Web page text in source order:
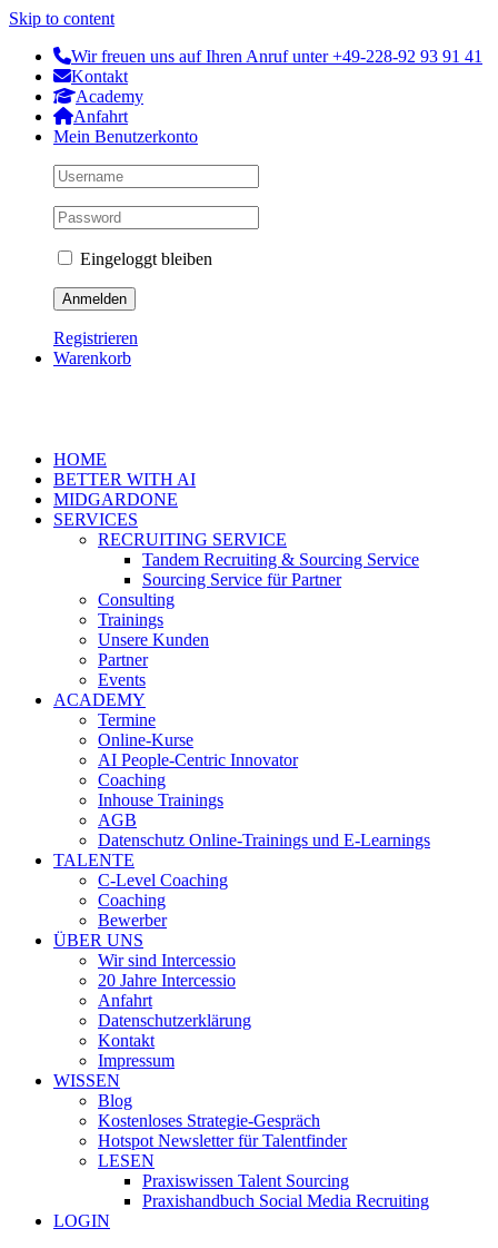
Skip to content
Wir freuen uns auf Ihren Anruf unter +49-228-92 93 91 41
Kontakt
Academy
Anfahrt
Mein Benutzerkonto
Eingeloggt bleiben
Registrieren
Warenkorb
HOME
BETTER WITH AI
MIDGARDONE
SERVICES
RECRUITING SERVICE
Tandem Recruiting & Sourcing Service
Sourcing Service für Partner
Consulting
Trainings
Unsere Kunden
Partner
Events
ACADEMY
Termine
Online-Kurse
AI People-Centric Innovator
Coaching
Inhouse Trainings
AGB
Datenschutz Online-Trainings und E-Learnings
TALENTE
C-Level Coaching
Coaching
Bewerber
ÜBER UNS
Wir sind Intercessio
20 Jahre Intercessio
Anfahrt
Datenschutzerklärung
Kontakt
Impressum
WISSEN
Blog
Kostenloses Strategie-Gespräch
Hotspot Newsletter für Talentfinder
LESEN
Praxiswissen Talent Sourcing
Praxishandbuch Social Media Recruiting
LOGIN